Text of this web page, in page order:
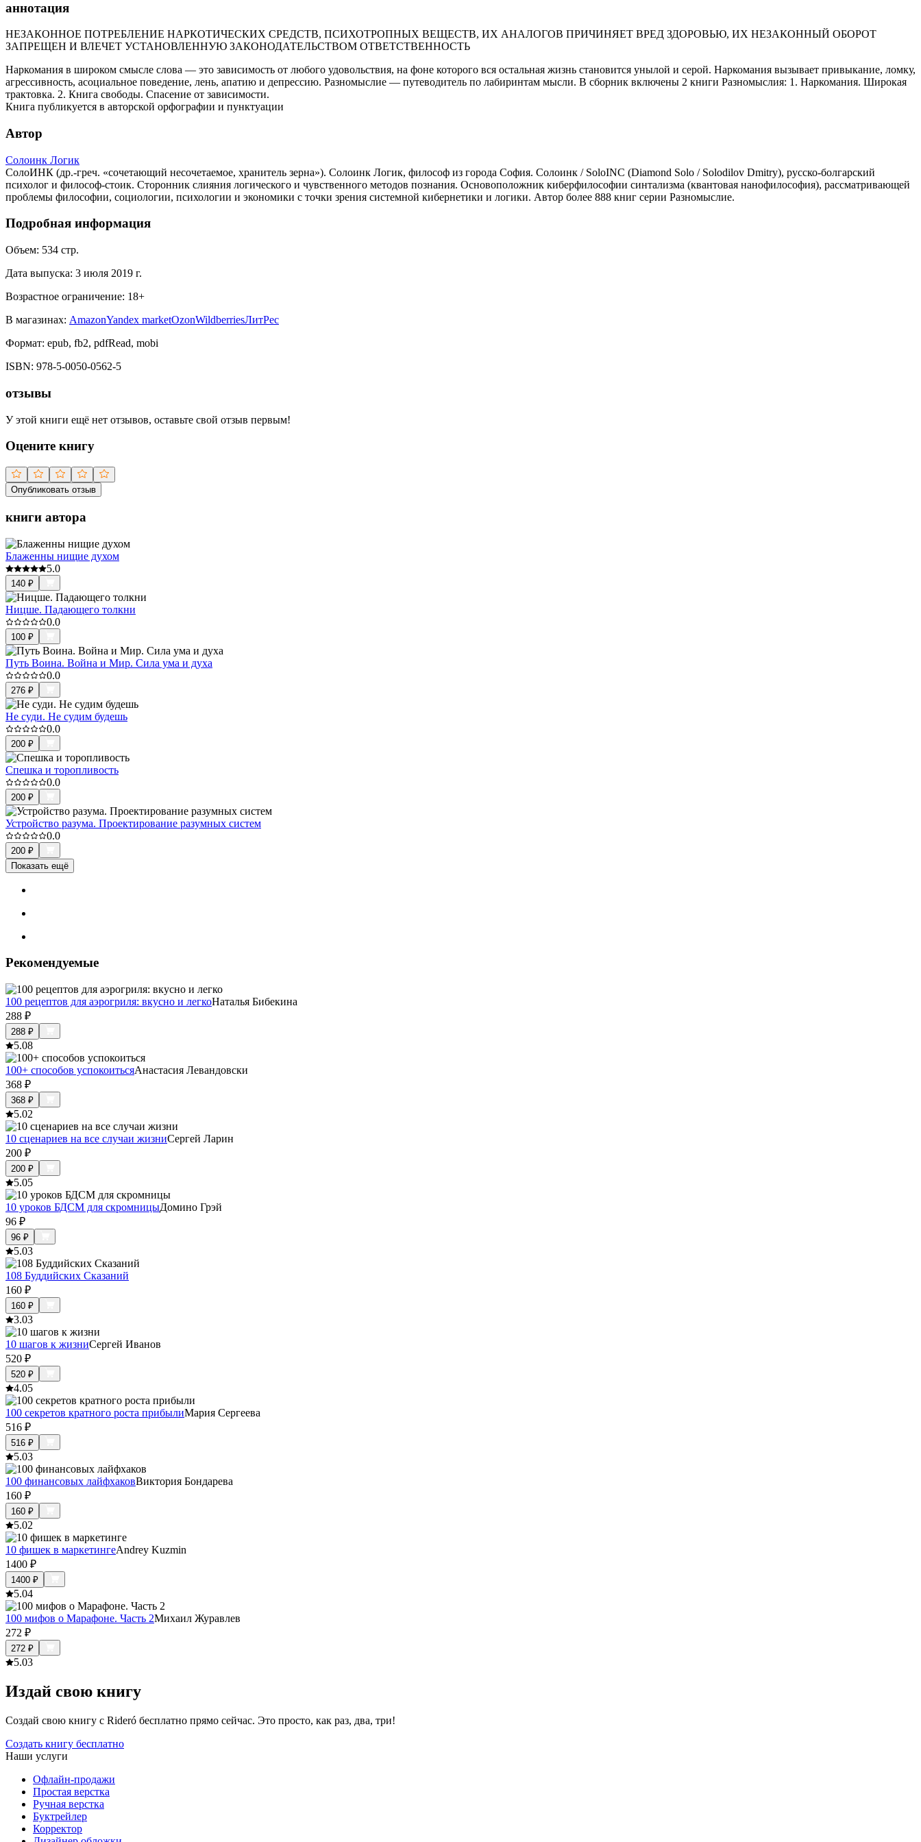
аннотация
НЕЗАКОННОЕ ПОТРЕБЛЕНИЕ НАРКОТИЧЕСКИХ СРЕДСТВ, ПСИХОТРОПНЫХ ВЕЩЕСТВ, ИХ АНАЛОГОВ ПРИЧИНЯЕТ ВРЕД ЗДОРОВЬЮ, ИХ НЕЗАКОННЫЙ ОБОРОТ
ЗАПРЕЩЕН И ВЛЕЧЕТ УСТАНОВЛЕННУЮ ЗАКОНОДАТЕЛЬСТВОМ ОТВЕТСТВЕННОСТЬ
Наркомания в широком смысле слова — это зависимость от любого удовольствия, на фоне которого вся остальная жизнь становится унылой и серой. Наркомания вызывает привыкание, ломку,
агрессивность, асоциальное поведение, лень, апатию и депрессию. Разномыслие — путеводитель по лабиринтам мысли. В сборник включены 2 книги Разномыслия: 1. Наркомания. Широкая
трактовка. 2. Книга свободы. Спасение от зависимости.
Книга публикуется в авторской орфографии и пунктуации
Автор
Солоинк Логик
СолоИНК (др.-греч. «сочетающий несочетаемое, хранитель зерна»). Солоинк Логик, философ из города София. Солоинк / SoloINC (Diamond Solo / Solodilov Dmitry), русско-болгарский
психолог и философ-стоик. Сторонник слияния логического и чувственного методов познания. Основоположник киберфилософии синтализма (квантовая нанофилософия), рассматривающей
проблемы философии, социологии, психологии и экономики с точки зрения системной кибернетики и логики. Автор более 888 книг серии Разномыслие.
Подробная информация
Объем: 534 стр.
Дата выпуска: 3 июля 2019 г.
Возрастное ограничение: 18+
В магазинах: AmazonYandex marketOzonWildberriesЛитРес
Формат: epub, fb2, pdfRead, mobi
ISBN: 978-5-0050-0562-5
отзывы
У этой книги ещё нет отзывов, оставьте свой отзыв первым!
Оцените книгу
Опубликовать отзыв
книги автора
Блаженны нищие духом
5.0
140 ₽
Ницше. Падающего толкни
0.0
100 ₽
Путь Воина. Война и Мир. Сила ума и духа
0.0
276 ₽
Не суди. Не судим будешь
0.0
200 ₽
Спешка и торопливость
0.0
200 ₽
Устройство разума. Проектирование разумных систем
0.0
200 ₽
Показать ещё
Рекомендуемые
100 рецептов для аэрогриля: вкусно и легкоНаталья Бибекина
288 ₽
288 ₽
5.08
100+ способов успокоитьсяАнастасия Левандовски
368 ₽
368 ₽
5.02
10 сценариев на все случаи жизниСергей Ларин
200 ₽
200 ₽
5.05
10 уроков БДСМ для скромницыДомино Грэй
96 ₽
96 ₽
5.03
108 Буддийских Сказаний
160 ₽
160 ₽
3.03
10 шагов к жизниСергей Иванов
520 ₽
520 ₽
4.05
100 секретов кратного роста прибылиМария Сергеева
516 ₽
516 ₽
5.03
100 финансовых лайфхаковВиктория Бондарева
160 ₽
160 ₽
5.02
10 фишек в маркетингеAndrey Kuzmin
1400 ₽
1400 ₽
5.04
100 мифов о Марафоне. Часть 2Михаил Журавлев
272 ₽
272 ₽
5.03
Издай свою книгу
Создай свою книгу с Rideró бесплатно прямо сейчас. Это просто, как раз, два, три!
Создать книгу бесплатно
Наши услуги
Офлайн-продажи
Простая верстка
Ручная верстка
Буктрейлер
Корректор